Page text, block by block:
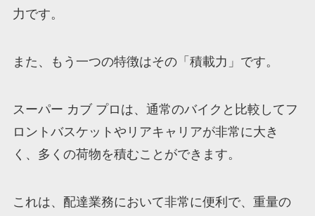
力です。
また、もう一つの特徴はその「積載力」です。
スーパー カブ プロは、通常のバイクと比較してフ
ロントバスケットやリアキャリアが非常に大き
く、多くの荷物を積むことができます。
これは、配達業務において非常に便利で、重量の